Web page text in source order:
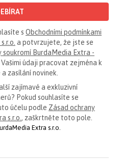
s Obchodními podmínkami
a potvrzujete, že jste se
soukromí BurdaMedia Extra -
Vašimi údaji pracovat zejména k
zasílání novinek.
zajímavé a exkluzivní
Pokud souhlasíte se
účelu podle Zásad ochrany
s.r.o. , zaškrtněte toto pole.
Extra s.r.o.